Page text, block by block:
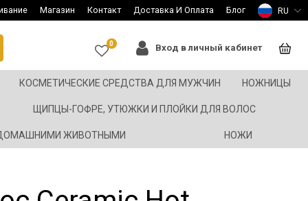
Магазин Контакт Доставка И Оплата Блог RU
0 Вход в личный кабинет
КОСМЕТИЧЕСКИЕ СРЕДСТВА ДЛЯ МУЖЧИН НОЖНИЦЫ
ЩИПЦЫ-ГОФРЕ, УТЮЖКИ И ПЛОЙКИ ДЛЯ ВОЛОС
ЖИВОТНЫМИ НОЖИ